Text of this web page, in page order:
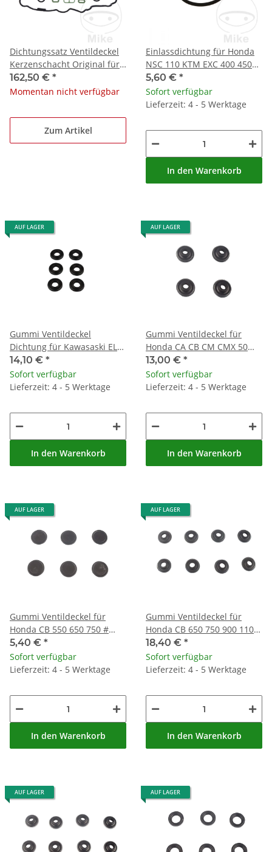
Dichtungssatz Ventildeckel
Kerzenschacht Original für
BMW S 1000 RR XR # 2019-
2020
162,50 € *
Momentan nicht verfügbar
Zum Artikel
Einlassdichtung für Honda
NSC 110 KTM EXC 400 450
530 Suzuki RM-Z RMX 450
5,60 € *
Sofort verfügbar
Lieferzeit: 4 - 5 Werktage
In den Warenkorb
AUF LAGER
Gummi Ventildeckel
Dichtung für Kawasaski EL
250 EN ER 500 GPZ 900 ZXR
400 # 92055-1225
14,10 € *
Sofort verfügbar
Lieferzeit: 4 - 5 Werktage
In den Warenkorb
AUF LAGER
Gummi Ventildeckel für
Honda CA CB CM CMX 50
125 200 250 500 650 #
90541-371-000
13,00 € *
Sofort verfügbar
Lieferzeit: 4 - 5 Werktage
In den Warenkorb
AUF LAGER
Gummi Ventildeckel für
Honda CB 550 650 750 #
91318-300-013
5,40 € *
Sofort verfügbar
Lieferzeit: 4 - 5 Werktage
In den Warenkorb
AUF LAGER
Gummi Ventildeckel für
Honda CB 650 750 900 1100
VF 500 VTR 250 # 90541-425-
000
18,40 € *
Sofort verfügbar
Lieferzeit: 4 - 5 Werktage
In den Warenkorb
AUF LAGER AUF LAGER